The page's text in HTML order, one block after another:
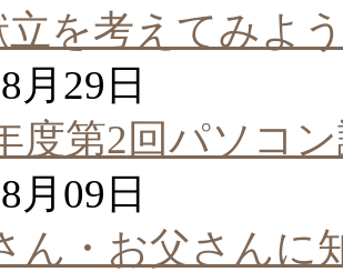
立を考えてみよ
月29日
度第2回パソコ
月09日
ん・お父さん